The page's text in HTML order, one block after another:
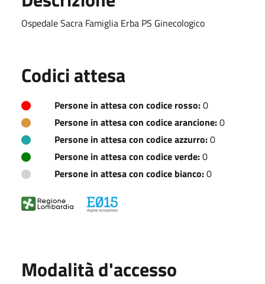
Ospedale Sacra Famiglia Erba PS Ginecologico
Codici attesa
Persone in attesa con codice rosso:0
Persone in attesa con codice arancione:0
Persone in attesa con codice azzurro:0
Persone in attesa con codice verde:0
Persone in attesa con codice bianco:0
Modalità d'accesso